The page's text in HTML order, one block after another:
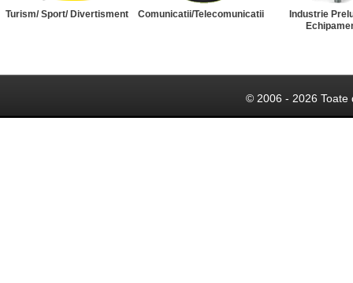
Turism/ Sport/ Divertisment Comunicatii/Telecomunicatii
Industrie
© 2006 - 2026